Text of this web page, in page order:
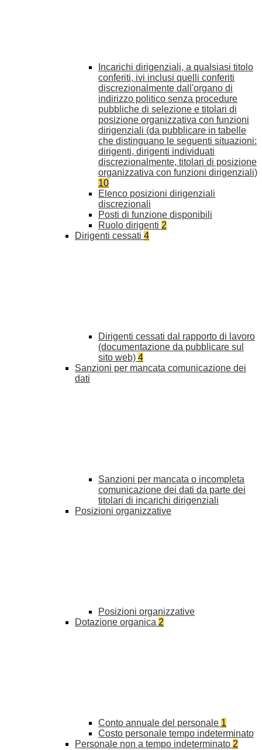
Incarichi dirigenziali, a qualsiasi titolo
conferiti, ivi inclusi quelli conferiti
discrezionalmente dall'organo di
indirizzo politico senza procedure
pubbliche di selezione e titolari di
posizione organizzativa con funzioni
dirigenziali (da pubblicare in tabelle
che distinguano le seguenti situazioni:
dirigenti, dirigenti individuati
discrezionalmente, titolari di posizione
organizzativa con funzioni dirigenziali)
10
Elenco posizioni dirigenziali
discrezionali
Posti di funzione disponibili
Ruolo dirigenti 2
Dirigenti cessati 4
Dirigenti cessati dal rapporto di lavoro
(documentazione da pubblicare sul
sito web) 4
Sanzioni per mancata comunicazione dei
dati
Sanzioni per mancata o incompleta
comunicazione dei dati da parte dei
titolari di incarichi dirigenziali
Posizioni organizzative
Posizioni organizzative
Dotazione organica 2
Conto annuale del personale 1
Costo personale tempo indeterminato
Personale non a tempo indeterminato 2